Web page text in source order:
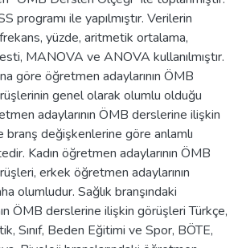
programı ile yapılmıştır. Verilerin
yüzde, aritmetik ortalama,
MANOVA ve ANOVA kullanılmıştır.
göre öğretmen adaylarının ÖMB
genel olarak olumlu olduğu
adaylarının ÖMB derslerine ilişkin
değişkenlerine göre anlamlı
Kadın öğretmen adaylarının ÖMB
erkek öğretmen adaylarının
olumludur. Sağlık branşındaki
ÖMB derslerine ilişkin görüşleri Türkçe,
Sınıf, Beden Eğitimi ve Spor, BÖTE,